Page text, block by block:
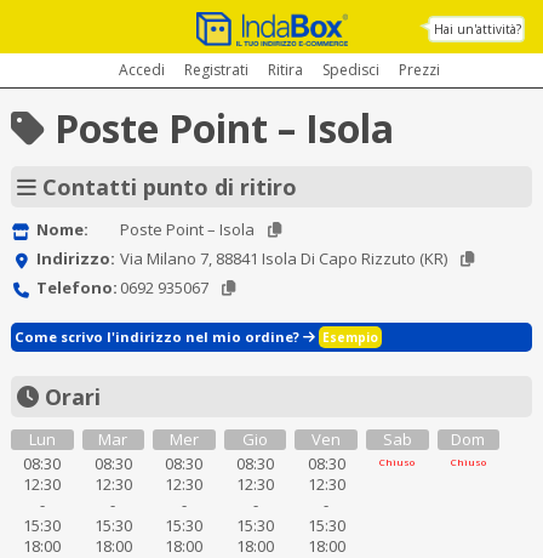
Hai un'attività?
Accedi Registrati Ritira Spedisci Prezzi
Poste Point – Isola
Contatti punto di ritiro
Nome:
Poste Point – Isola
Indirizzo: Via Milano 7, 88841 Isola Di Capo Rizzuto (KR)
Telefono: 0692 935067
Come scrivo l'indirizzo nel mio ordine? Esempio
Orari
Lun
08:30
12:30
-
15:30
18:00
Mar
08:30
12:30
-
15:30
18:00
Mer
08:30
12:30
-
15:30
18:00
Gio
08:30
12:30
-
15:30
18:00
Ven
08:30
12:30
-
15:30
18:00
Sab
Chiuso
Dom
Chiuso